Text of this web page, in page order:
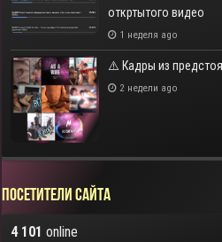
откртытого видео
1 неделя ago
⚠️ Кадры из
2 недели ago
Посетители сайта
4 101 online